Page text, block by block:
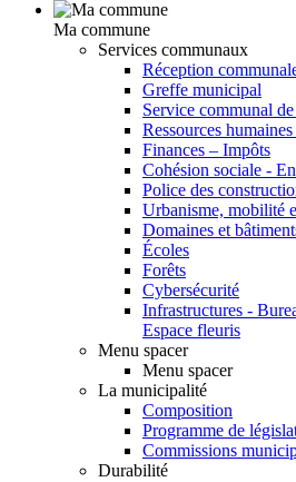
Ma commune
Services communaux
Réception
Greffe municipal
Service communal
Ressources
Finances – Impôts
Cohésion sociale -
Police des
Urbanisme, mobilité
Domaines et
Écoles
Forêts
Cybersécurité
Infrastructures -
Espace fleuris
Menu spacer
Menu spacer
La municipalité
Composition
Programme de
Commissions
Durabilité